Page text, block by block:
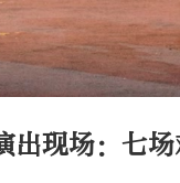
出现场：七